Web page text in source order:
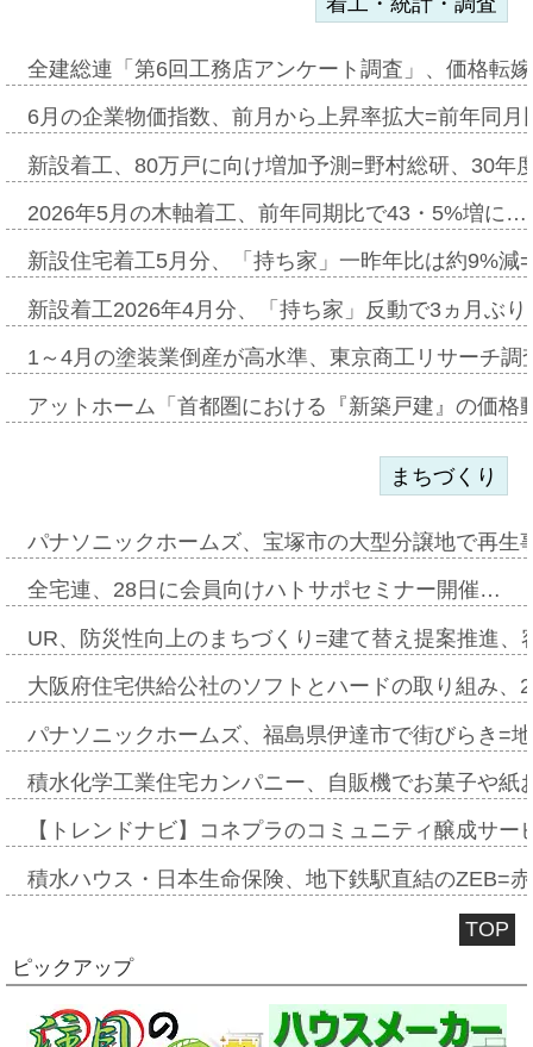
全建総連「第6回工務店アンケート調査」、価格転
6月の企業物価指数、前月から上昇率拡大=前年同
新設着工、80万戸に向け増加予測=野村総研、30年
2026年5月の木軸着工、前年同期比で43・5%増に…
新設住宅着工5月分、「持ち家」一昨年比は約9%
新設着工2026年4月分、「持ち家」反動で3ヵ月ぶ
1～4月の塗装業倒産が高水準、東京商工リサーチ
アットホーム「首都圏における『新築戸建』の価
まちづくり
パナソニックホームズ、宝塚市の大型分譲地で再
全宅連、28日に会員向けハトサポセミナー開催…
UR、防災性向上のまちづくり=建て替え提案推進
大阪府住宅供給公社のソフトとハードの取り組み
パナソニックホームズ、福島県伊達市で街びらき=
積水化学工業住宅カンパニー、自販機でお菓子や
【トレンドナビ】コネプラのコミュニティ醸成サ
積水ハウス・日本生命保険、地下鉄駅直結のZEB=
TOP
ピックアップ